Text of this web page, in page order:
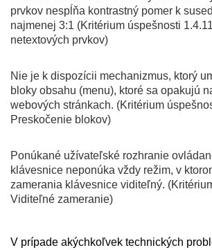
prvkov nespĺňa kontrastný pomer k
najmenej 3:1 (Kritérium úspešnosti
netextových prvkov)
Nie je k dispozícii mechanizmus, ktorý
bloky obsahu (menu), ktoré sa opakujú
webových stránkach. (Kritérium
Preskočenie blokov)
Ponúkané užívateľské rozhranie
klávesnice neponúka vždy režim, v
zamerania klávesnice viditeľný.
Viditeľné zameranie)
V prípade akýchkoľvek technických